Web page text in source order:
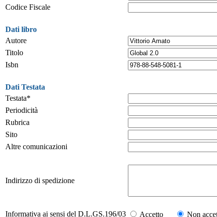
Codice Fiscale
Dati libro
Autore
Titolo
Isbn
Dati Testata
Testata*
Periodicità
Rubrica
Sito
Altre comunicazioni
Indirizzo di spedizione
Informativa ai sensi del D.L.GS.196/03 Accetto Non